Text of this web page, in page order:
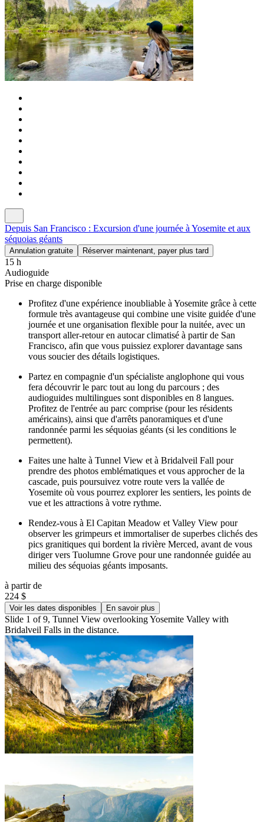
Depuis San Francisco : Excursion d'une journée à Yosemite et aux
séquoias géants
Annulation gratuite Réserver maintenant, payer plus tard
15 h
Audioguide
Prise en charge disponible
Profitez d'une expérience inoubliable à Yosemite grâce à cette
formule très avantageuse qui combine une visite guidée d'une
journée et une organisation flexible pour la nuitée, avec un
transport aller-retour en autocar climatisé à partir de San
Francisco, afin que vous puissiez explorer davantage sans
vous soucier des détails logistiques.
Partez en compagnie d'un spécialiste anglophone qui vous
fera découvrir le parc tout au long du parcours ; des
audioguides multilingues sont disponibles en 8 langues.
Profitez de l'entrée au parc comprise (pour les résidents
américains), ainsi que d'arrêts panoramiques et d'une
randonnée parmi les séquoias géants (si les conditions le
permettent).
Faites une halte à Tunnel View et à Bridalveil Fall pour
prendre des photos emblématiques et vous approcher de la
cascade, puis poursuivez votre route vers la vallée de
Yosemite où vous pourrez explorer les sentiers, les points de
vue et les attractions à votre rythme.
Rendez-vous à El Capitan Meadow et Valley View pour
observer les grimpeurs et immortaliser de superbes clichés des
pics granitiques qui bordent la rivière Merced, avant de vous
diriger vers Tuolumne Grove pour une randonnée guidée au
milieu des séquoias géants imposants.
à partir de
224 $
Voir les dates disponibles En savoir plus
Slide 1 of 9, Tunnel View overlooking Yosemite Valley with
Bridalveil Falls in the distance.